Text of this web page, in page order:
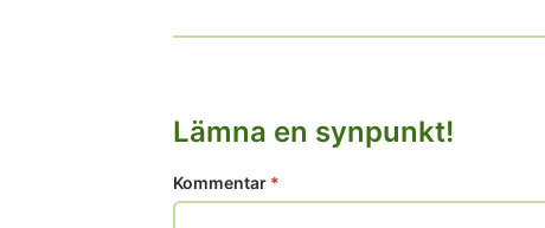
Lämna en synpunkt!
Kommentar *